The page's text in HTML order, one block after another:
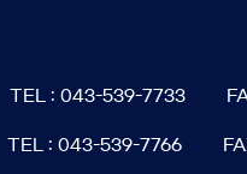
TEL : 043-539-7733
TEL : 043-539-7766